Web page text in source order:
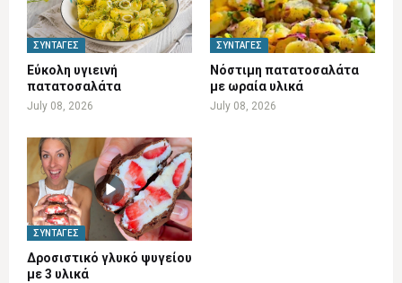
ΣΥΝΤΑΓΈΣ
Εύκολη υγιεινή
πατατοσαλάτα
July 08, 2026
ΣΥΝΤΑΓΈΣ
Νόστιμη πατατοσαλάτα
με ωραία υλικά
July 08, 2026
ΣΥΝΤΑΓΈΣ
Δροσιστικό γλυκό ψυγείου
με 3 υλικά